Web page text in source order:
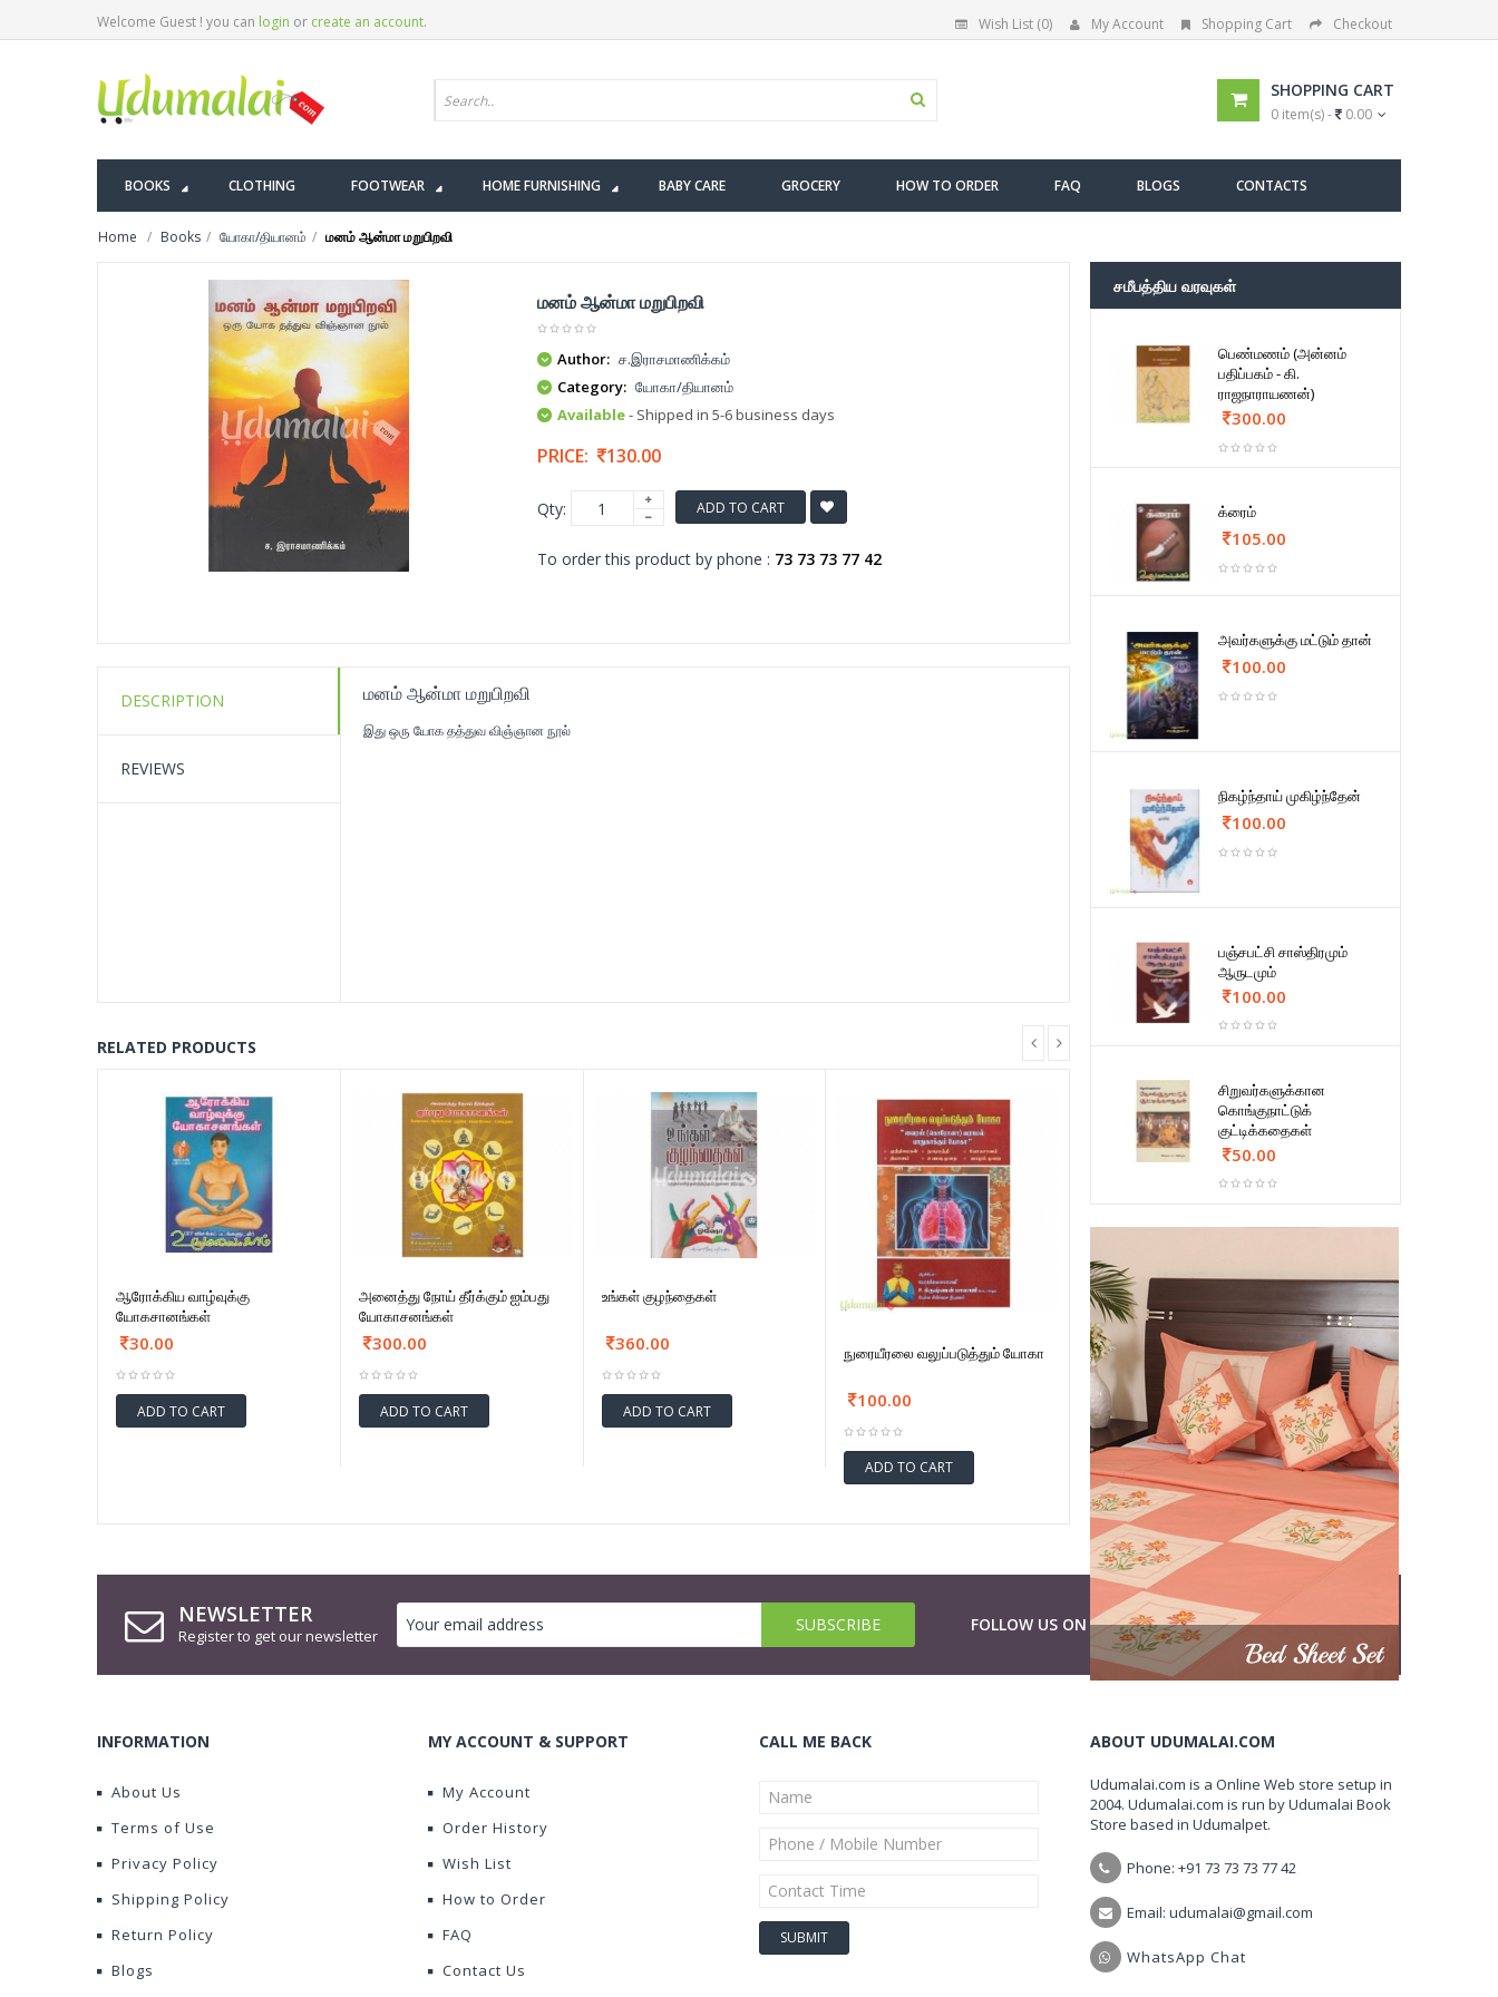
Welcome Guest ! you can login or create an account. Wish List (0) My Account Shopping Cart Checkout
SHOPPING CART
0 item(s) - 0.00
BOOKS CLOTHING FOOTWEAR HOME FURNISHING BABY CARE GROCERY HOW TO ORDER FAQ BLOGS CONTACTS
Home Books யோகா/தியானம் மனம் ஆன்மா மறுபிறவி
மனம் ஆன்மா மறுபிறவி
Author: ச.இராசமாணிக்கம்
Category: யோகா/தியானம்
Available- Shipped in 5-6 business days
PRICE: 130.00
Qty: ADD TO CART
To order this product by phone : 73 73 73 77 42
DESCRIPTION
REVIEWS
மனம் ஆன்மா மறுபிறவி
இது ஒரு யோக தத்துவ விஞ்ஞான நூல்
RELATED PRODUCTS
ஆரோக்கிய வாழ்வுக்கு
யோகசானங்கள்
30.00
ADD TO CART
அனைத்து நோய் தீர்க்கும் ஐம்பது
யோகாசனங்கள்
300.00
ADD TO CART
உங்கள் குழந்தைகள்
360.00
ADD TO CART
நுரையீரலை வலுப்படுத்தும் யோகா
100.00
ADD TO CART
சமீபத்திய வரவுகள்
பெண்மணம் (அன்னம்
பதிப்பகம் - கி.
ராஜநாராயணன்)
300.00
க்ரைம்
105.00
அவர்களுக்கு மட்டும் தான்
100.00
நிகழ்ந்தாய் முகிழ்ந்தேன்
100.00
பஞ்சபட்சி சாஸ்திரமும்
ஆருடமும்
100.00
சிறுவர்களுக்கான
கொங்குநாட்டுக்
குட்டிக்கதைகள்
50.00
NEWSLETTER
Register to get our newsletter
FOLLOW US ON
INFORMATION
About Us
Terms of Use
Privacy Policy
Shipping Policy
Return Policy
Blogs
MY ACCOUNT & SUPPORT
My Account
Order History
Wish List
How to Order
FAQ
Contact Us
CALL ME BACK ABOUT UDUMALAI.COM
Udumalai.com is a Online Web store setup in
2004. Udumalai.com is run by Udumalai Book
Store based in Udumalpet.
Phone: +91 73 73 73 77 42
Email: udumalai@gmail.com
WhatsApp Chat